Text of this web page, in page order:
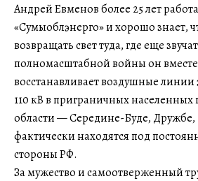
Андрей Евменов более 25 лет
«Сумыоблэнерго» и хорошо знает,
возвращать свет туда, где еще
полномасштабной войны он вместе
восстанавливает воздушные линии
110 кВ в приграничных населенных
области — Середине-Буде,
фактически находятся под
стороны РФ.
За мужество и самоотверженный